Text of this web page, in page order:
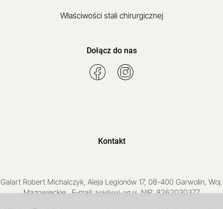
Właściwości stali chirurgicznej
Dołącz do nas
Kontakt
Galart Robert Michalczyk, Aleja Legionów 17, 08-400 Garwolin, Woj.
Mazowieckie,, E-mail:bok@gal-art.pl, NIP: 8262030377